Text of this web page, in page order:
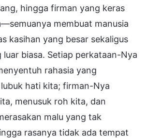
hingga firman yang keras
membuat manusia
kasihan yang besar sekaligus
luar biasa. Setiap perkataan-Nya
rahasia yang
hati kita; firman-Nya
menusuk roh kita, dan
malu yang tak
rasanya tidak ada tempat